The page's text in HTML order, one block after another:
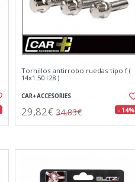
Tornillos antirrobo ruedas tipo f (
14x1.50 l28 )
CAR+ACCESORIES
29,82€ 34,83€ - 14%